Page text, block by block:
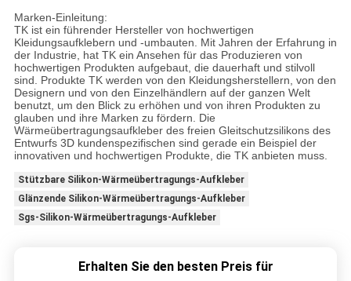
Marken-Einleitung:
TK ist ein führender Hersteller von hochwertigen
Kleidungsaufklebern und -umbauten. Mit Jahren der Erfahrung in
der Industrie, hat TK ein Ansehen für das Produzieren von
hochwertigen Produkten aufgebaut, die dauerhaft und stilvoll
sind. Produkte TK werden von den Kleidungsherstellern, von den
Designern und von den Einzelhändlern auf der ganzen Welt
benutzt, um den Blick zu erhöhen und von ihren Produkten zu
glauben und ihre Marken zu fördern. Die
Wärmeübertragungsaufkleber des freien Gleitschutzsilikons des
Entwurfs 3D kundenspezifischen sind gerade ein Beispiel der
innovativen und hochwertigen Produkte, die TK anbieten muss.
Stützbare Silikon-Wärmeübertragungs-Aufkleber
Glänzende Silikon-Wärmeübertragungs-Aufkleber
Sgs-Silikon-Wärmeübertragungs-Aufkleber
Erhalten Sie den besten Preis für